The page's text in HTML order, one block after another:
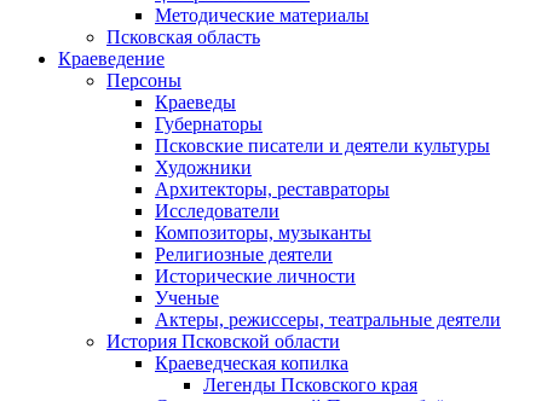
Методические материалы
Псковская область
Краеведение
Персоны
Краеведы
Губернаторы
Псковские писатели и деятели культуры
Художники
Архитекторы, реставраторы
Исследователи
Композиторы, музыканты
Религиозные деятели
Исторические личности
Ученые
Актеры, режиссеры, театральные деятели
История Псковской области
Краеведческая копилка
Легенды Псковского края